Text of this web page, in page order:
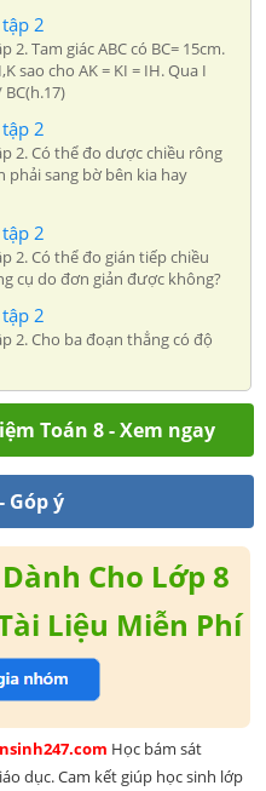
2
2. Tam giác ABC có BC= 15cm.
sao cho AK = KI = IH. Qua I
2
2. Có thể đo dược chiều rông
phải sang bờ bên kia hay
2
2. Có thể đo gián tiếp chiều
cụ do đơn giản được không?
2
2. Cho ba đoạn thẳng có độ
Toán 8 - Xem ngay
Góp ý
Cho Lớp 8
Liệu Miễn Phí
Học bám sát
dục. Cam kết giúp học sinh lớp